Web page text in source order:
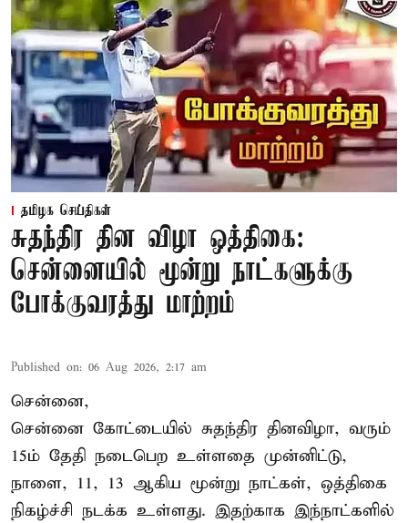
தமிழக செய்திகள்
சுதந்திர தின விழா ஒத்திகை:
சென்னையில் மூன்று நாட்களுக்கு
போக்குவரத்து மாற்றம்
Published on: 06 Aug 2026, 2:17 am
சென்னை,
சென்னை கோட்டையில் சுதந்திர தினவிழா, வரும்
15ம் தேதி நடைபெற உள்ளதை முன்னிட்டு,
நாளை, 11, 13 ஆகிய மூன்று நாட்கள், ஒத்திகை
நிகழ்ச்சி நடக்க உள்ளது. இதற்காக இந்நாட்களில்